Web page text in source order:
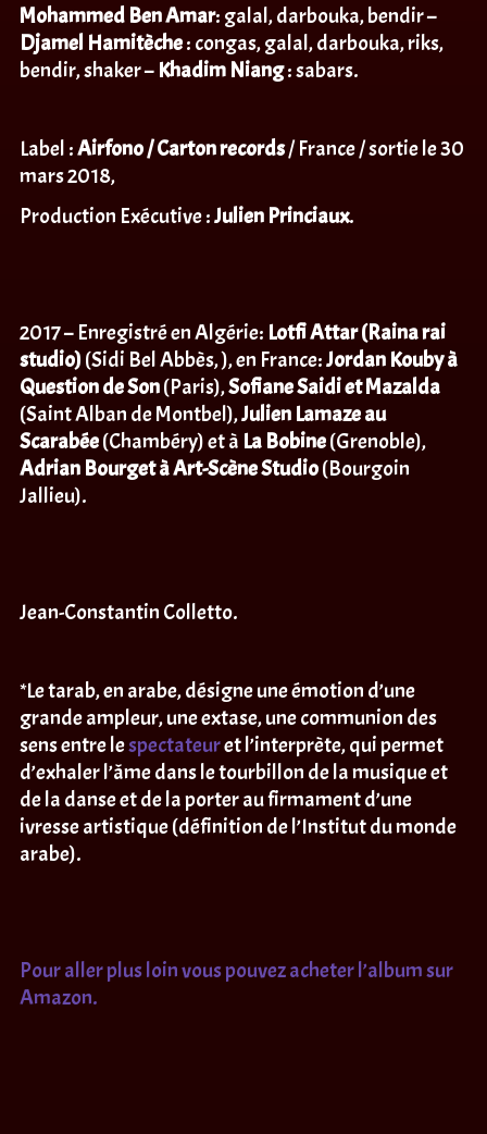
Mohammed Ben Amar: galal, darbouka, bendir –
Djamel Hamitèche: congas, galal, darbouka, riks,
bendir, shaker – Khadim Niang: sabars.
Label :Airfono / Carton records/ France / sortie le 30
mars 2018,
Production Exécutive :Julien Princiaux.
2017 – Enregistré en Algérie: Lotfi Attar (Raina rai
studio) (Sidi Bel Abbès, ), en France:Jordan Kouby à
Question de Son(Paris),Sofiane Saidi et Mazalda
(Saint Alban de Montbel),Julien Lamaze au
Scarabée(Chambéry) et à La Bobine(Grenoble),
Adrian Bourget à Art-Scène Studio(Bourgoin
Jallieu).
Jean-Constantin Colletto.
*Le tarab, en arabe, désigne une émotion d’une
grande ampleur, une extase, une communion des
sens entre lespectateuret l’interprète, qui permet
d’exhaler l’âme dans le tourbillon de la musique et
de la danse et de la porter au firmament d’une
ivresse artistique (définition de l’Institut du monde
arabe).
Pour aller plus loin vous pouvez acheter l’album sur
Amazon.